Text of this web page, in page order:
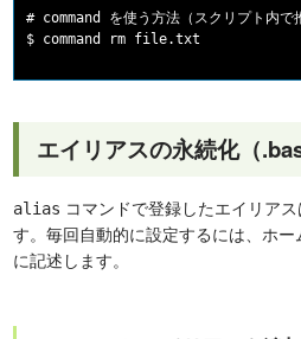
# command を使う方法（スクリプト内で
エイリアスの永続化（
alias コマンドで登録したエイリア
す。毎回自動的に設定するには、ホ
に記述します。